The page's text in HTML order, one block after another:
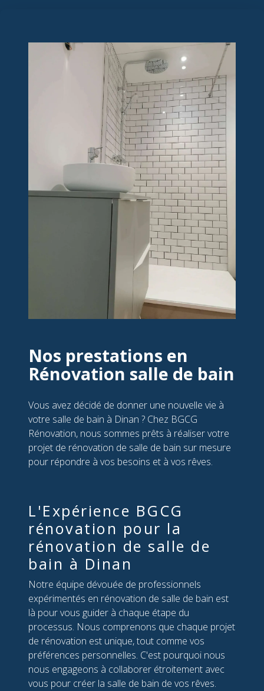
Nos prestations en
Rénovation salle de bain
Vous avez décidé de donner une nouvelle vie à
votre salle de bain à Dinan ? Chez BGCG
Rénovation, nous sommes prêts à réaliser votre
projet de rénovation de salle de bain sur mesure
pour répondre à vos besoins et à vos rêves.
L'Expérience BGCG
rénovation pour la
rénovation de salle de
bain à Dinan
Notre équipe dévouée de professionnels
expérimentés en rénovation de salle de bain est
là pour vous guider à chaque étape du
processus. Nous comprenons que chaque projet
de rénovation est unique, tout comme vos
préférences personnelles. C'est pourquoi nous
nous engageons à collaborer étroitement avec
vous pour créer la salle de bain de vos rêves.